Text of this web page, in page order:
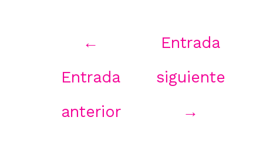
←
Entrada
anterior
Entrada
siguiente
→